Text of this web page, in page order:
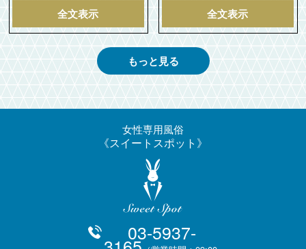
全文表示 全文表示
もっと見る
女性専用風俗
スイートスポット
03-5937-